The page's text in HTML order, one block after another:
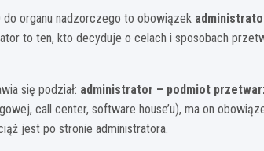
do organu nadzorczego to obowiązek
to ten, kto decyduje o celach i sposobach
się podział: administrator – podmiot
call center, software house’u), ma on
jest po stronie administratora.